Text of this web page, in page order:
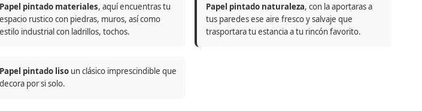
Papel pintado materiales, aquí encuentras tu
espacio rustico con piedras, muros, así como
estilo industrial con ladrillos, tochos.
Papel pintado naturaleza, con la aportaras a
tus paredes ese aire fresco y salvaje que
trasportara tu estancia a tu rincón favorito.
Papel pintado liso un clásico imprescindible que
decora por si solo.